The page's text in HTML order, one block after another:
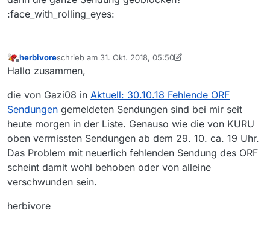
:face_with_rolling_eyes:
Offline
herbivoreschrieb am 31. Okt. 2018, 05:50
zuletzt editiert von herbivore
Hallo zusammen,
die von Gazi08 in Aktuell: 30.10.18 Fehlende ORF
Sendungen gemeldeten Sendungen sind bei mir seit
heute morgen in der Liste. Genauso wie die von KURU
oben vermissten Sendungen ab dem 29. 10. ca. 19 Uhr.
Das Problem mit neuerlich fehlenden Sendung des ORF
scheint damit wohl behoben oder von alleine
verschwunden sein.
herbivore